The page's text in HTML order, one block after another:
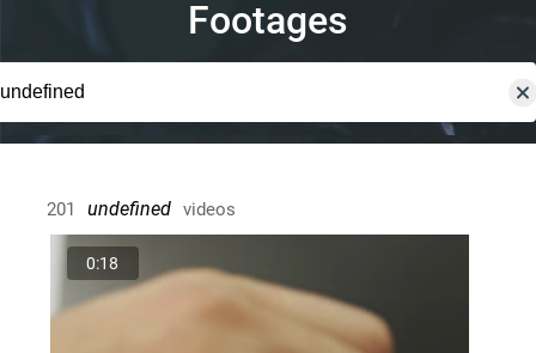
Footages
201 undefined videos
0:18